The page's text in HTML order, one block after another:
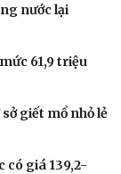
nước lại
61,9 triệu
giết mổ nhỏ lẻ
có giá 139,2-